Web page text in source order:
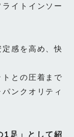
イトインソー
感を高め、快
との圧着まで
ンクオリティ
1足」として紹